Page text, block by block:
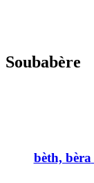
Soubabère
bèth, bèra